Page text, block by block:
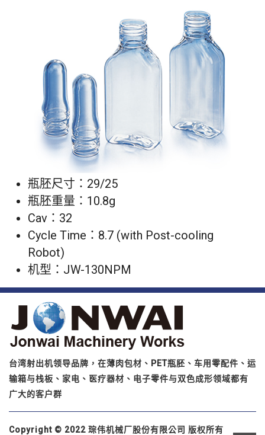
瓶胚尺寸：29/25
瓶胚重量：10.8g
Cav：32
Cycle Time：8.7 (with Post-cooling
Robot)
机型：JW-130NPM
台湾射出机领导品牌，在薄肉包材、PET瓶胚、车用零配件、运
输箱与栈板、家电、医疗器材、电子零件与双色成形领域都有
广大的客户群
Copyright © 2022 琮伟机械厂股份有限公司 版权所有